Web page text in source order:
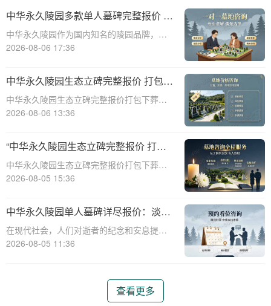
中华永久陵园多款单人墓碑完整报价 淡
季下单直降数千元详解
中华永久陵园作为国内知名的陵园品牌，提
供多种单人墓碑选择，满足不同客户的需
墓碑的完整报价，并解释淡季下单直降数千
元的优惠政策，帮助消费者做出明智的选
择。☎ 中华永
2026-08-06 17:36
中华永久陵园生态立碑完整报价 打包下
葬服务同步享折扣详解
中华永久陵园生态立碑完整报价打包下葬服
务同步享折扣详解☎ 中华永久陵园电话:400-
的规划越来越重视。中华永久陵园作为国内
知名的陵园品牌，提供了一系列生
2026-08-06 13:36
“中华永久陵园生态立碑完整报价 打包
下葬服务同步享折扣：全方位福利解析
与专属优惠”
中华永久陵园生态立碑完整报价打包下葬服
务同步享折扣：全方位福利解析与专属优惠
社会，人们对生命的尊重和对逝者的缅怀方
式有了更多的选择。中华永久陵园作
2026-08-05 15:36
中华永久陵园单人墓碑详尽报价：淡季
订购享数千元优惠
在现代社会，人们对逝者的纪念和安息提出
了更高的要求。作为国内知名的陵园品牌，
久陵园多款单人墓碑的报价详情，并解读淡
2026-08-05 11:36
查看更多